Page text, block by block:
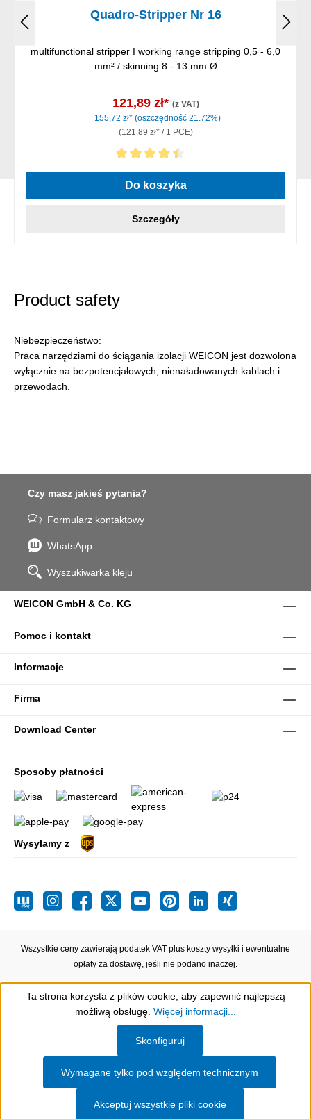
Quadro-Stripper Nr 16
multifunctional stripper I working range stripping 0,5 - 6,0
mm² / skinning 8 - 13 mm Ø
121,89 zł* (z VAT)
155,72 zł* (oszczędność 21.72%)
(121,89 zł* / 1 PCE)
Średnia ocena 4.5 z 5 gwiazdek
Do koszyka
Szczegóły
Product safety
Niebezpieczeństwo:
Praca narzędziami do ściągania izolacji WEICON jest dozwolona
wyłącznie na bezpotencjałowych, nienaładowanych kablach i
przewodach.
Czy masz jakieś pytania?
Formularz kontaktowy
WhatsApp
Wyszukiwarka kleju
WEICON GmbH & Co. KG
Pomoc i kontakt
Informacje
Firma
Download Center
Sposoby płatności
Wysyłamy z
Wszystkie ceny zawierają podatek VAT plus koszty wysyłki i ewentualne
opłaty za dostawę, jeśli nie podano inaczej.
Ta strona korzysta z plików cookie, aby zapewnić najlepszą
możliwą obsługę. Więcej informacji...
Wymagane tylko pod względem technicznym
Skonfiguruj
Akceptuj wszystkie pliki cookie